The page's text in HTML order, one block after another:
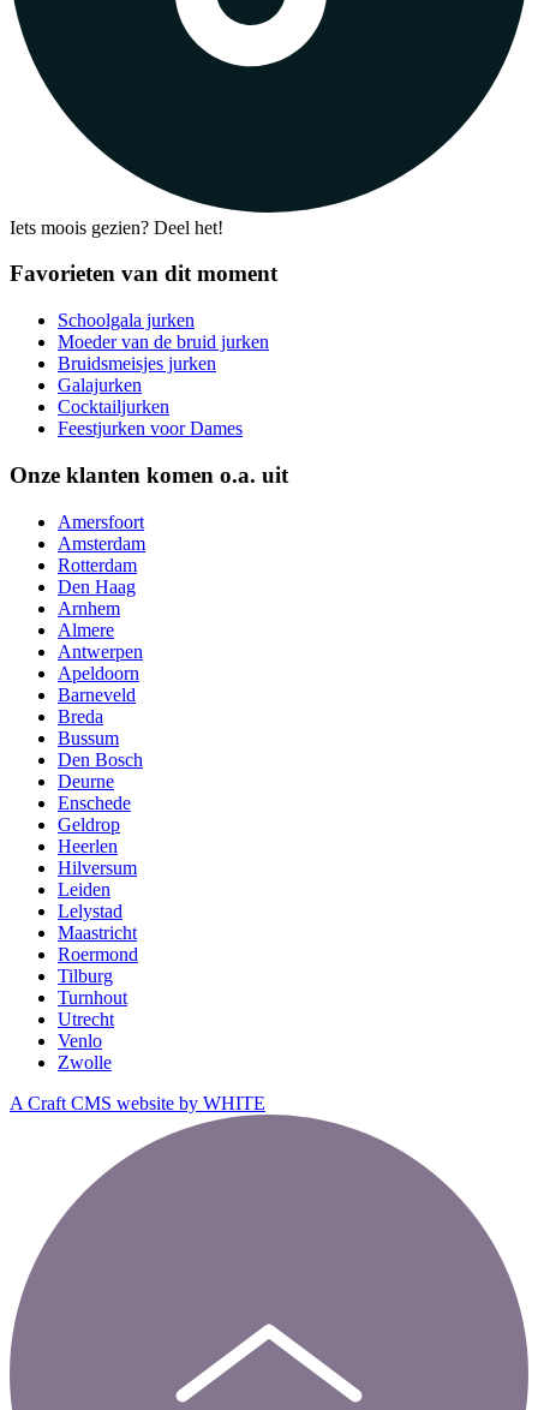
Iets moois gezien? Deel het!
Favorieten van dit moment
Schoolgala jurken
Moeder van de bruid jurken
Bruidsmeisjes jurken
Galajurken
Cocktailjurken
Feestjurken voor Dames
Onze klanten komen o.a. uit
Amersfoort
Amsterdam
Rotterdam
Den Haag
Arnhem
Almere
Antwerpen
Apeldoorn
Barneveld
Breda
Bussum
Den Bosch
Deurne
Enschede
Geldrop
Heerlen
Hilversum
Leiden
Lelystad
Maastricht
Roermond
Tilburg
Turnhout
Utrecht
Venlo
Zwolle
A Craft CMS website by WHITE